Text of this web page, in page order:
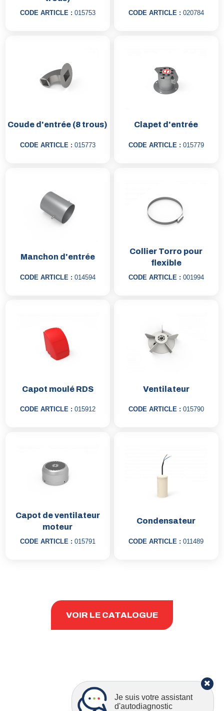
CODE ARTICLE : 015753 CODE ARTICLE : 020784
Coude d'entrée (8 trous)
CODE ARTICLE : 015773
Clapet d'entrée
CODE ARTICLE : 015779
Manchon d'entrée
CODE ARTICLE : 014594
Collier Torro pour
flexible
CODE ARTICLE : 001994
Capot moulé RDS
CODE ARTICLE : 015912
Ventilateur
CODE ARTICLE : 015790
Capot de ventilateur
moteur
CODE ARTICLE : 015791
Condensateur
CODE ARTICLE :011489
VOIR LE CATALOGUE
Je suis votre assistant
d'autodiagnostic